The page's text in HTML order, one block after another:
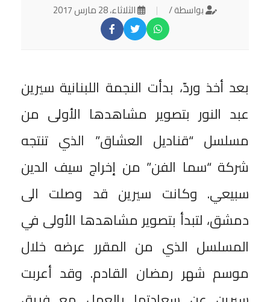
بواسطة / | الثلاثاء، 28 مارس 2017
بعد أخذ وردّ، بدأت النجمة اللبنانية سيرين
عبد النور بتصوير مشاهدها الأولى من
مسلسل “قناديل العشاق” الذي تنتجه
شركة “سما الفن” من إخراج سيف الدين
سبيعي. وكانت سيرين قد وصلت الى
دمشق، لتبدأ بتصوير مشاهدها الأولى في
المسلسل الذي من المقرر عرضه خلال
موسم شهر رمضان القادم. وقد أعربت